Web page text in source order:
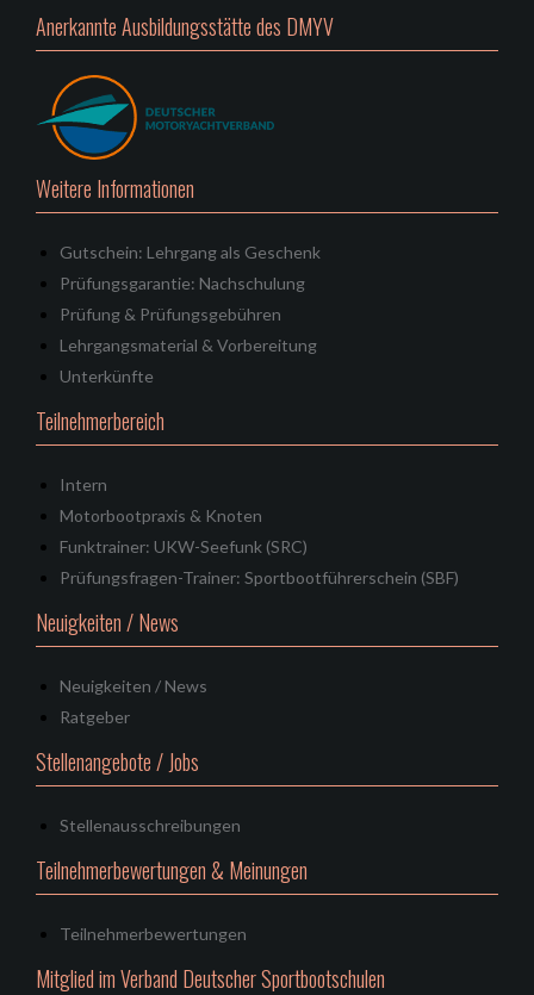
Anerkannte Ausbildungsstätte des DMYV
Weitere Informationen
Gutschein: Lehrgang als Geschenk
Prüfungsgarantie: Nachschulung
Prüfung & Prüfungsgebühren
Lehrgangsmaterial & Vorbereitung
Unterkünfte
Teilnehmerbereich
Intern
Motorbootpraxis & Knoten
Funktrainer: UKW-Seefunk (SRC)
Prüfungsfragen-Trainer: Sportbootführerschein (SBF)
Neuigkeiten / News
Neuigkeiten / News
Ratgeber
Stellenangebote / Jobs
Stellenausschreibungen
Teilnehmerbewertungen & Meinungen
Teilnehmerbewertungen
Mitglied im Verband Deutscher Sportbootschulen